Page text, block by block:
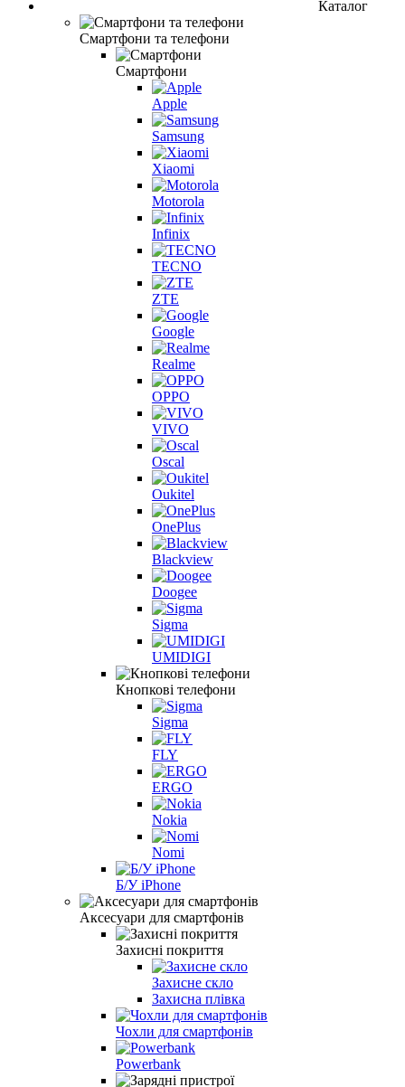
Каталог
Смартфони та телефони
Смартфони
Apple
Samsung
Xiaomi
Motorola
Infinix
TECNO
ZTE
Google
Realme
OPPO
VIVO
Oscal
Oukitel
OnePlus
Blackview
Doogee
Sigma
UMIDIGI
Кнопкові телефони
Sigma
FLY
ERGO
Nokia
Nomi
Б/У iPhone
Аксесуари для смартфонів
Захисні покриття
Захисне скло
Захисна плівка
Чохли для смартфонів
Powerbank